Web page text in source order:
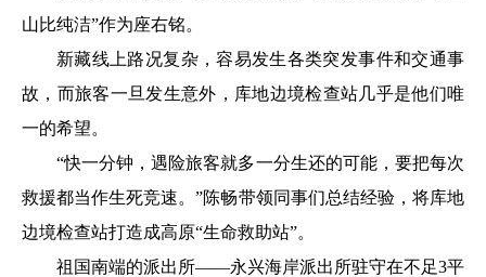
山比纯洁”作为座右铭。
新藏线上路况复杂，容易发生各类突发事件和交通事
故，而旅客一旦发生意外，库地边境检查站几乎是他们唯
一的希望。
“快一分钟，遇险旅客就多一分生还的可能，要把每次
救援都当作生死竞速。”陈畅带领同事们总结经验，将库地
边境检查站打造成高原“生命救助站”。
祖国南端的派出所——永兴海岸派出所驻守在不足3平